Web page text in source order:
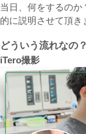
当日、何をするの
的に説明させて頂き
どういう流れなの？
iTero撮影